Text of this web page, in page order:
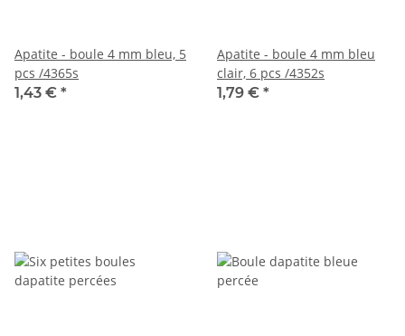
Apatite - boule 4 mm bleu, 5
pcs /4365s
1,43 € *
Apatite - boule 4 mm bleu
clair, 6 pcs /4352s
1,79 € *